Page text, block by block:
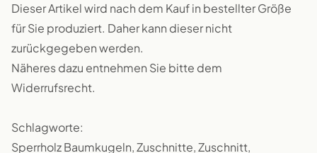
Dieser Artikel wird nach dem Kauf in bestellter Größe
für Sie produziert. Daher kann dieser nicht
zurückgegeben werden.
Näheres dazu entnehmen Sie bitte dem
Widerrufsrecht.
Schlagworte:
Sperrholz Baumkugeln, Zuschnitte, Zuschnitt,